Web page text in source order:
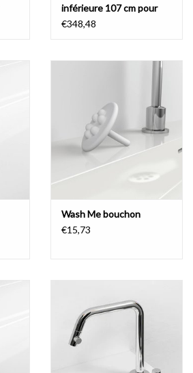
inférieure 107 cm pour
(New) Wash Me
€348,48
Wash Me bouchon
€15,73